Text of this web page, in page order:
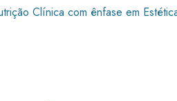
Clínica com ênfase em